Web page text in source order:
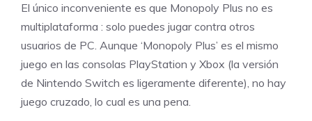
El único inconveniente es que Monopoly Plus no es
multiplataforma : solo puedes jugar contra otros
usuarios de PC. Aunque ‘Monopoly Plus’ es el mismo
juego en las consolas PlayStation y Xbox (la versión
de Nintendo Switch es ligeramente diferente), no hay
juego cruzado, lo cual es una pena.